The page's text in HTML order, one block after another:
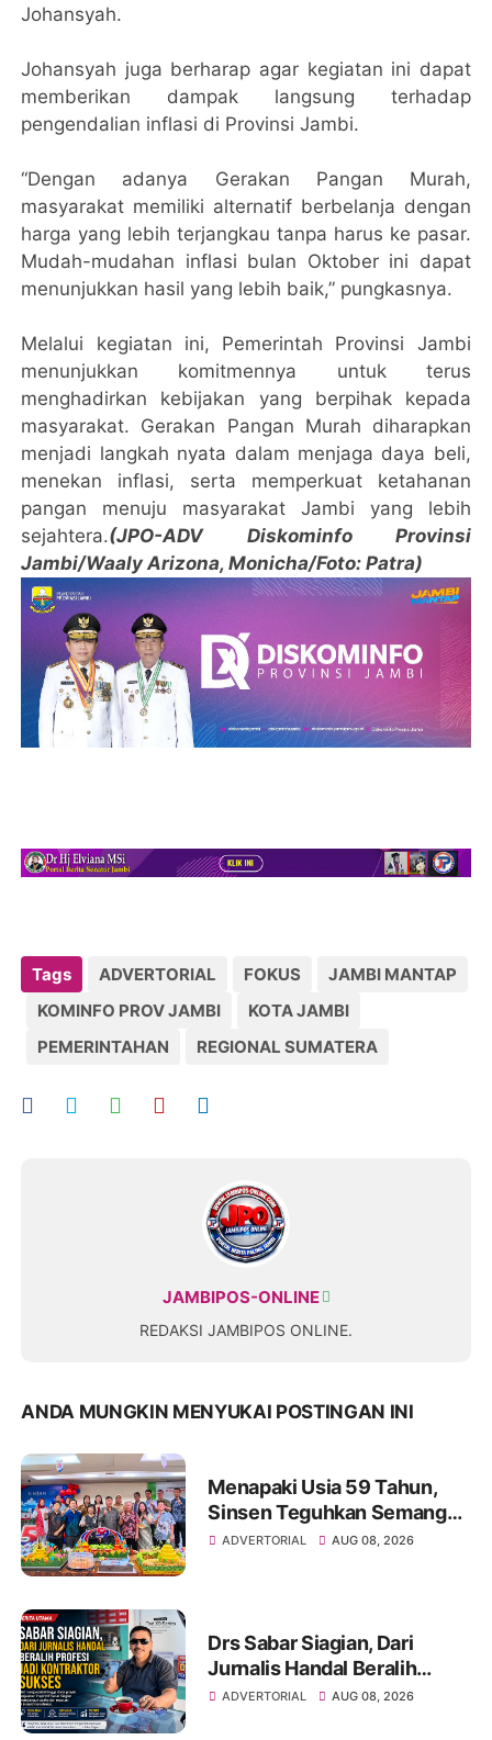
Johansyah.
Johansyah juga berharap agar kegiatan ini dapat
memberikan dampak langsung terhadap
pengendalian inflasi di Provinsi Jambi.
“Dengan adanya Gerakan Pangan Murah,
masyarakat memiliki alternatif berbelanja dengan
harga yang lebih terjangkau tanpa harus ke pasar.
Mudah-mudahan inflasi bulan Oktober ini dapat
menunjukkan hasil yang lebih baik,” pungkasnya.
Melalui kegiatan ini, Pemerintah Provinsi Jambi
menunjukkan komitmennya untuk terus
menghadirkan kebijakan yang berpihak kepada
masyarakat. Gerakan Pangan Murah diharapkan
menjadi langkah nyata dalam menjaga daya beli,
menekan inflasi, serta memperkuat ketahanan
pangan menuju masyarakat Jambi yang lebih
sejahtera.(JPO-ADV Diskominfo Provinsi
Jambi/Waaly Arizona, Monicha/Foto: Patra)
Tags ADVERTORIAL FOKUS
JAMBI MANTAP
KOMINFO PROV JAMBI
KOTA JAMBI
PEMERINTAHAN
REGIONAL SUMATERA
JAMBIPOS-ONLINE
REDAKSI JAMBIPOS ONLINE.
ANDA MUNGKIN MENYUKAI POSTINGAN INI
Menapaki Usia 59 Tahun,
Sinsen Teguhkan Semangat
“Sustainably Growing”
ADVERTORIAL AUG 08, 2026
Drs Sabar Siagian, Dari
Jurnalis Handal Beralih
Profesi Jadi Kontraktor
ADVERTORIAL AUG 08, 2026